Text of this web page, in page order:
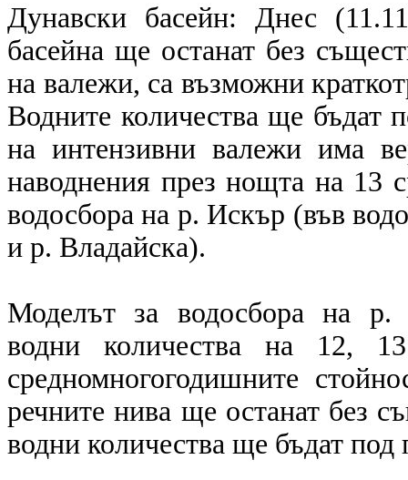
Дунавски басейн: Днес
басейна ще останат без
на валежи, са възможни
Водните количества ще бъдат
на интензивни валежи има
наводнения през нощта на 13
водосбора на р. Искър (във
и р. Владайска).
Моделът за водосбора на р.
водни количества на 12,
средномногогодишните
речните нива ще останат без
водни количества ще бъдат под